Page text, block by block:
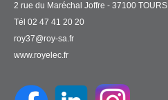
2 rue du Maréchal Joffre - 37100 TOURS
Tél 02 47 41 20 20
roy37@roy-sa.fr
www.royelec.fr